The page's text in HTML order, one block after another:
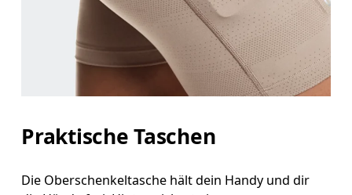
Praktische Taschen
Die Oberschenkeltasche hält dein Handy und dir